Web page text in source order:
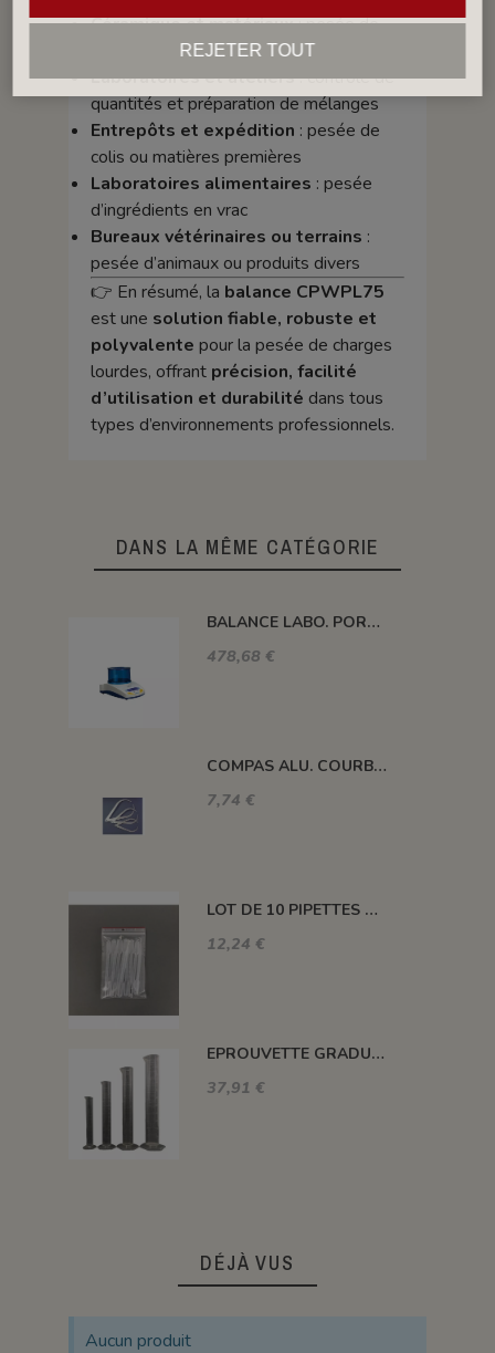
Céramique et matériaux: pesée de
sacs de terre, émaux ou engobes
Laboratoires et ateliers: contrôle de
quantités et préparation de mélanges
Entrepôts et expédition : pesée de
colis ou matières premières
Laboratoires alimentaires : pesée
d’ingrédients en vrac
Bureaux vétérinaires ou terrains :
pesée d’animaux ou produits divers
👉 En résumé, la balance CPWPL75
est une solution fiable, robuste et
polyvalente pour la pesée de charges
lourdes, offrant précision, facilité
d’utilisation et durabilité dans tous
types d’environnements professionnels.
DANS LA MÊME CATÉGORIE
BALANCE LABO. PORTABLE 150 G x 0.005 G HCB-153
478,68 €
COMPAS ALU. COURBE 25 CM N° 48
7,74 €
LOT DE 10 PIPETTES A BULBE POLYPROPYLENE 7ML GRADUE 3 ML
12,24 €
EPROUVETTE GRADUEE DANS LA MASSE 1 L
37,91 €
DÉJÀ VUS
Aucun produit
REJETER TOUT